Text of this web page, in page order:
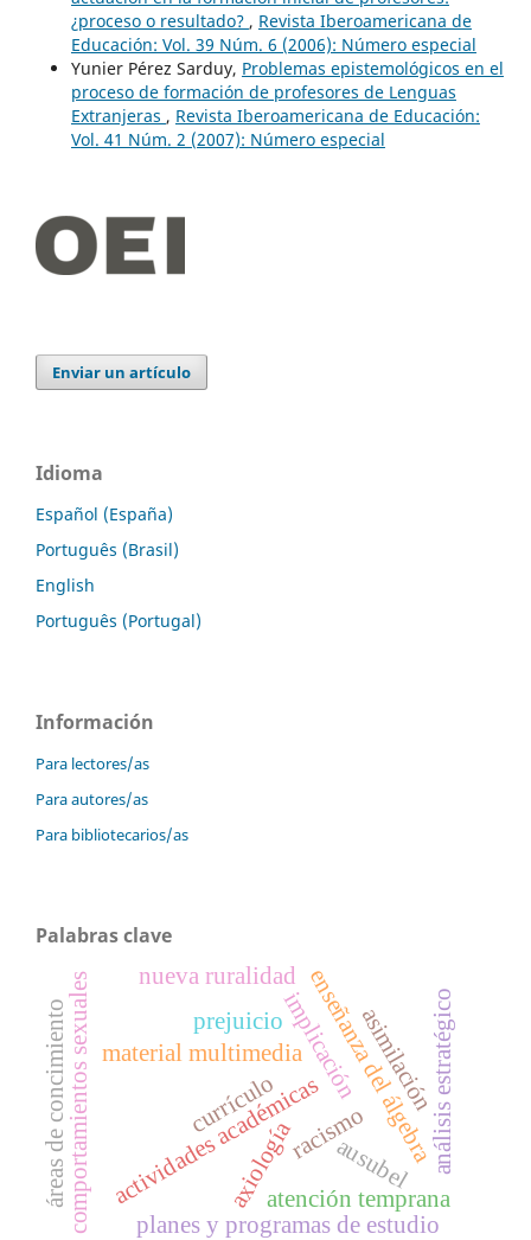
¿proceso o resultado? , Revista Iberoamericana de
Educación: Vol. 39 Núm. 6 (2006): Número especial
Yunier Pérez Sarduy, Problemas epistemológicos en el
proceso de formación de profesores de Lenguas
Extranjeras , Revista Iberoamericana de Educación:
Vol. 41 Núm. 2 (2007): Número especial
Enviar un artículo
Idioma
Español (España)
Português (Brasil)
English
Português (Portugal)
Información
Para lectores/as
Para autores/as
Para bibliotecarios/as
Palabras clave
currículo
implicación
axiología
material multimediaenseñanza del álgebra
comportamientos sexuales análisis estratégico
actividades académicas
planes y programas de estudio
áreas de concimiento atención temprana
asimilación
racismo
prejuicio
ausubel
nueva ruralidad